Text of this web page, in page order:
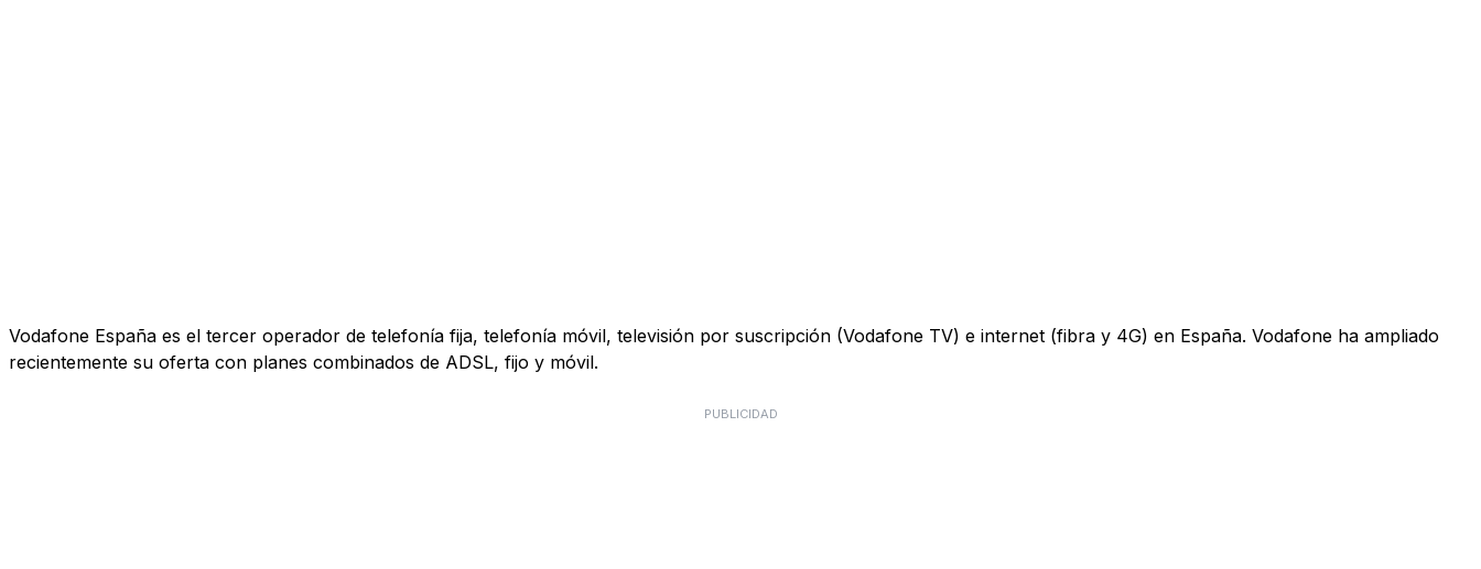
Vodafone España es el tercer operador de telefonía fija, telefonía móvil, televisión por suscripción (Vodafone TV) e internet (fibra y 4G) en España. Vodafone ha ampliado
recientemente su oferta con planes combinados de ADSL, fijo y móvil.
PUBLICIDAD